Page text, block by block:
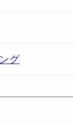
グ